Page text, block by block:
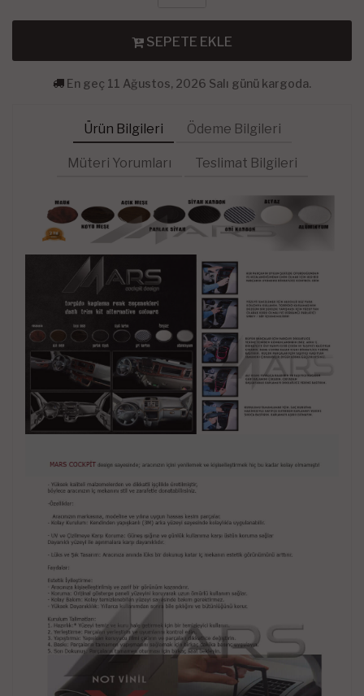
SEPETE EKLE
En geç 11 Ağustos, 2026 Salı günü kargoda.
Ürün Bilgileri Ödeme Bilgileri
Müteri Yorumları Teslimat Bilgileri